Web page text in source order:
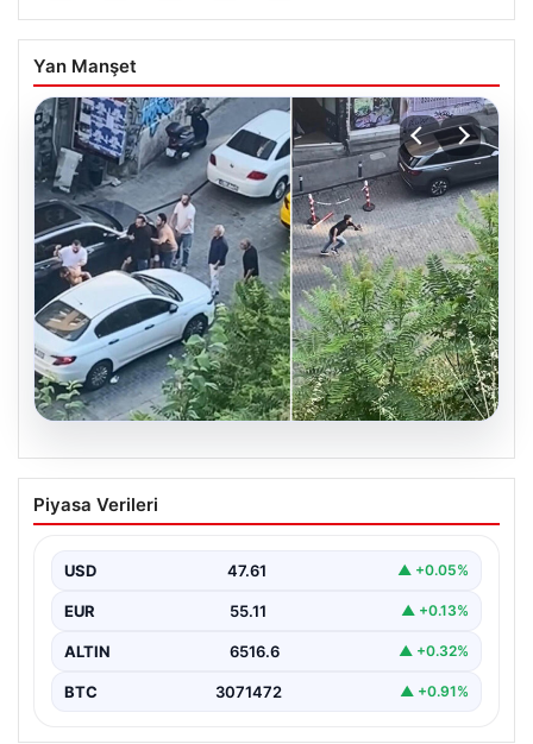
Yan Manşet
Beyoğlu’nda Şok Olay: Çıplak Adam ve
Çekişmeli Kaçış
Firuzağa Mahallesi’nde geçtiğimiz gün ilginç ve bir…
Piyasa Verileri
USD 47.61 ▲ +0.05%
EUR 55.11 ▲ +0.13%
ALTIN 6516.6 ▲ +0.32%
BTC 3071472 ▲ +0.91%